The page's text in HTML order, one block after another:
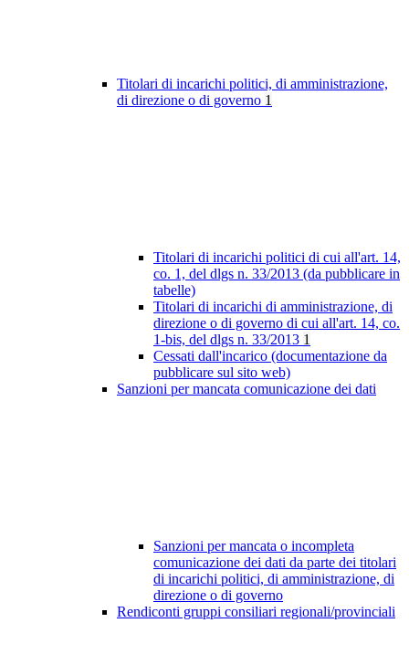
Titolari di incarichi politici, di amministrazione,
di direzione o di governo 1
Titolari di incarichi politici di cui all'art. 14,
co. 1, del dlgs n. 33/2013 (da pubblicare in
tabelle)
Titolari di incarichi di amministrazione, di
direzione o di governo di cui all'art. 14, co.
1-bis, del dlgs n. 33/2013 1
Cessati dall'incarico (documentazione da
pubblicare sul sito web)
Sanzioni per mancata comunicazione dei dati
Sanzioni per mancata o incompleta
comunicazione dei dati da parte dei titolari
di incarichi politici, di amministrazione, di
direzione o di governo
Rendiconti gruppi consiliari regionali/provinciali